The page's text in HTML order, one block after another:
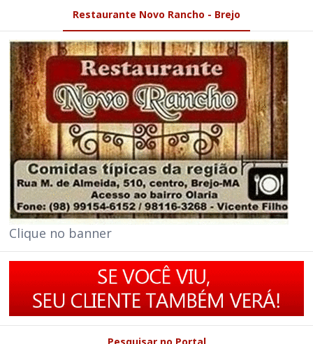
Restaurante Novo Rancho - Brejo
Clique no banner